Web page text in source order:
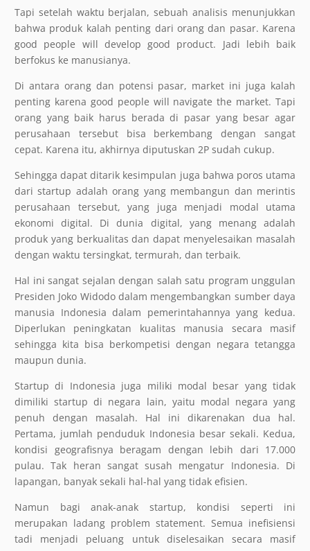
Tapi setelah waktu berjalan, sebuah analisis menunjukkan
bahwa produk kalah penting dari orang dan pasar. Karena
good people will develop good product. Jadi lebih baik
berfokus ke manusianya.
Di antara orang dan potensi pasar, market ini juga kalah
penting karena good people will navigate the market. Tapi
orang yang baik harus berada di pasar yang besar agar
perusahaan tersebut bisa berkembang dengan sangat
cepat. Karena itu, akhirnya diputuskan 2P sudah cukup.
Sehingga dapat ditarik kesimpulan juga bahwa poros utama
dari startup adalah orang yang membangun dan merintis
perusahaan tersebut, yang juga menjadi modal utama
ekonomi digital. Di dunia digital, yang menang adalah
produk yang berkualitas dan dapat menyelesaikan masalah
dengan waktu tersingkat, termurah, dan terbaik.
Hal ini sangat sejalan dengan salah satu program unggulan
Presiden Joko Widodo dalam mengembangkan sumber daya
manusia Indonesia dalam pemerintahannya yang kedua.
Diperlukan peningkatan kualitas manusia secara masif
sehingga kita bisa berkompetisi dengan negara tetangga
maupun dunia.
Startup di Indonesia juga miliki modal besar yang tidak
dimiliki startup di negara lain, yaitu modal negara yang
penuh dengan masalah. Hal ini dikarenakan dua hal.
Pertama, jumlah penduduk Indonesia besar sekali. Kedua,
kondisi geografisnya beragam dengan lebih dari 17.000
pulau. Tak heran sangat susah mengatur Indonesia. Di
lapangan, banyak sekali hal-hal yang tidak efisien.
Namun bagi anak-anak startup, kondisi seperti ini
merupakan ladang problem statement. Semua inefisiensi
tadi menjadi peluang untuk diselesaikan secara masif